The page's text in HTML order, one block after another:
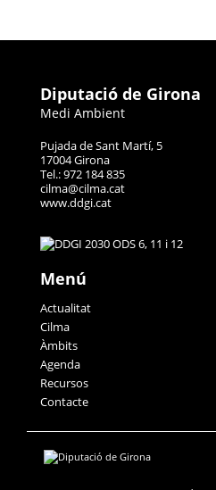
Diputació de Girona
Medi Ambient
Pujada de Sant Martí, 5
17004 Girona
Tel.: 972 184 835
cilma@cilma.cat
www.ddgi.cat
Menú
Actualitat
Cilma
Àmbits
Agenda
Recursos
Contacte